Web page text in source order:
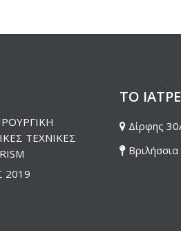
ΤΕΧΝΙΚΕΣ
2019
ΤΟ
Δίρφης